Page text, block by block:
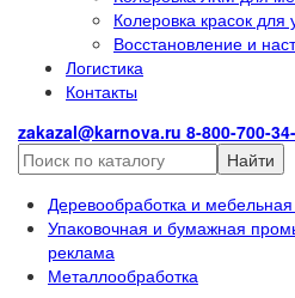
Колеровка красок для
Восстановление и
Логистика
Контакты
zakazal@karnova.ru 8-800-700-
Найти
Деревообработка и
Упаковочная и бумажная
реклама
Металлообработка